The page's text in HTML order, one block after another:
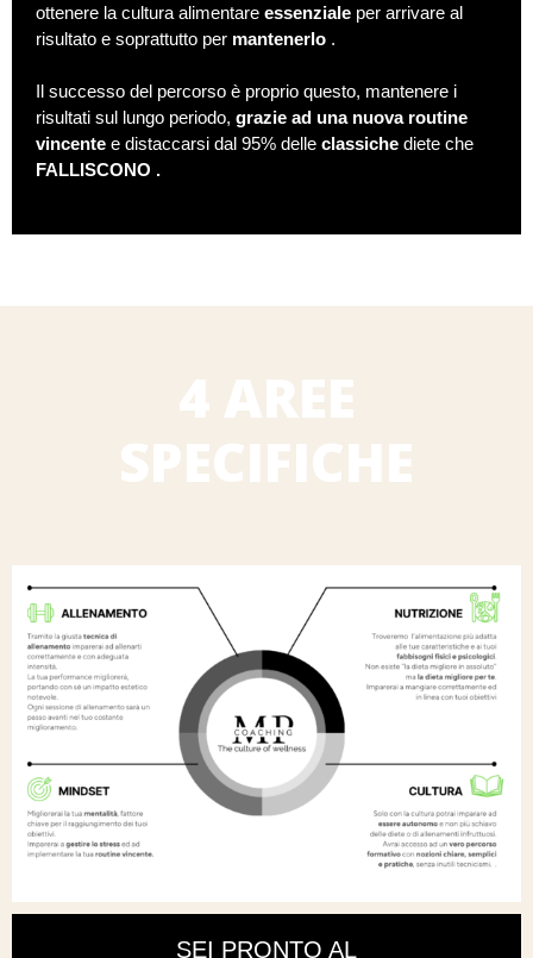
ottenere la cultura alimentare essenziale per arrivare al
risultato e soprattutto per mantenerlo .
Il successo del percorso è proprio questo, mantenere i
risultati sul lungo periodo, grazie ad una nuova routine
vincente e distaccarsi dal 95% delle classiche diete che
FALLISCONO .
4 AREE
SPECIFICHE
SEI PRONTO AL